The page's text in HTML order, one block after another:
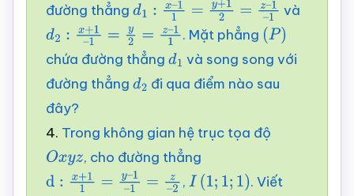
đường thẳng d1 x –11= y+ 2=z –1–1
và
d2 x +1–1 =y 2= z– 1 . Mặt phẳng (P)
chứa đường thẳng d1 và song song với
đường thẳng d2 đi qua điểm nào sau
đây?
4. Trong không gian hệ trục tọa độ
Oxyz, cho đường thẳng
d x +11=y–1 –1= z– 2 ,I( 1;1;1 )
. Viết